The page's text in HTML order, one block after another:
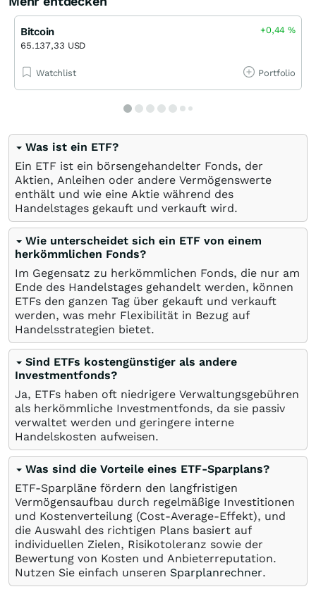
Bitcoin
65.137,33 USD
+0,44%
Watchlist Portfolio
Was ist ein ETF?
Ein ETF ist ein börsengehandelter Fonds, der
Aktien, Anleihen oder andere Vermögenswerte
enthält und wie eine Aktie während des
Handelstages gekauft und verkauft wird.
Wie unterscheidet sich ein ETF von einem
herkömmlichen Fonds?
Im Gegensatz zu herkömmlichen Fonds, die nur am
Ende des Handelstages gehandelt werden, können
ETFs den ganzen Tag über gekauft und verkauft
werden, was mehr Flexibilität in Bezug auf
Handelsstrategien bietet.
Sind ETFs kostengünstiger als andere
Investmentfonds?
Ja, ETFs haben oft niedrigere Verwaltungsgebühren
als herkömmliche Investmentfonds, da sie passiv
verwaltet werden und geringere interne
Handelskosten aufweisen.
Was sind die Vorteile eines ETF-Sparplans?
ETF-Sparpläne fördern den langfristigen
Vermögensaufbau durch regelmäßige Investitionen
und Kostenverteilung (Cost-Average-Effekt), und
die Auswahl des richtigen Plans basiert auf
individuellen Zielen, Risikotoleranz sowie der
Bewertung von Kosten und Anbieterreputation.
Nutzen Sie einfach unseren Sparplanrechner.